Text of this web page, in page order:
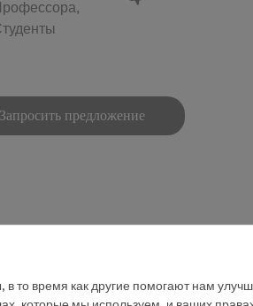
Профессора,
Запросить предложение
обогащении Co(60),
то время как другие помогают нам